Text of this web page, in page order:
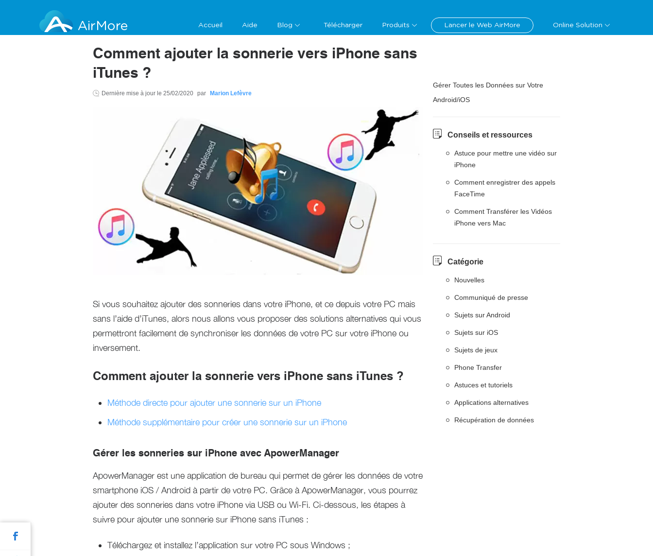
AirMore Accueil Aide Blog Télécharger Produits Lancer le Web AirMore Online Solution
Comment ajouter la sonnerie vers iPhone sans
iTunes ?
Dernière mise à jour le 25/02/2020 par Marion Lefèvre
Si vous souhaitez ajouter des sonneries dans votre iPhone, et ce depuis votre PC mais
sans l’aide d’iTunes, alors nous allons vous proposer des solutions alternatives qui vous
permettront facilement de synchroniser les données de votre PC sur votre iPhone ou
inversement.
Comment ajouter la sonnerie vers iPhone sans iTunes ?
Méthode directe pour ajouter une sonnerie sur un iPhone
Méthode supplémentaire pour créer une sonnerie sur un iPhone
Gérer les sonneries sur iPhone avec ApowerManager
ApowerManager est une application de bureau qui permet de gérer les données de votre
smartphone iOS / Android à partir de votre PC. Grâce à ApowerManager, vous pourrez
ajouter des sonneries dans votre iPhone via USB ou Wi-Fi. Ci-dessous, les étapes à
suivre pour ajouter une sonnerie sur iPhone sans iTunes :
Téléchargez et installez l’application sur votre PC sous Windows ;
Gérer Toutes les Données sur Votre
Android/iOS
Conseils et ressources
Astuce pour mettre une vidéo sur
iPhone
Comment enregistrer des appels
FaceTime
Comment Transférer les Vidéos
iPhone vers Mac
Catégorie
Nouvelles
Communiqué de presse
Sujets sur Android
Sujets sur iOS
Sujets de jeux
Phone Transfer
Astuces et tutoriels
Applications alternatives
Récupération de données